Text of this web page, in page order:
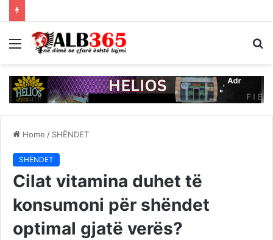
Menu
Home / SHËNDET
SHËNDET
Cilat vitamina duhet të
konsumoni për shëndet
optimal gjatë verës?